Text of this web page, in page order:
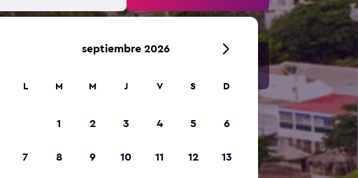
septiembre 2026
L M M J V S D
1 2 3 4 5 6
7 8 9 10 11 12 13